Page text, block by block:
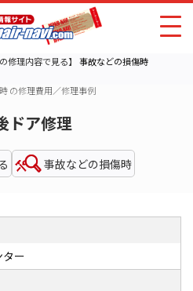
の修理内容で見る】事故などの損傷時
の修理費用／修理事例
ドア修理
事故などの損傷時
ー